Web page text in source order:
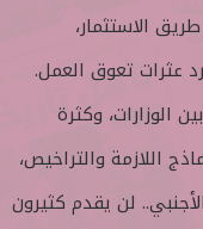
الاستثمار،
عثرات تعوق العمل.
الوزارات، وكثرة
اللازمة والتراخيص،
لن يقدم كثيرون